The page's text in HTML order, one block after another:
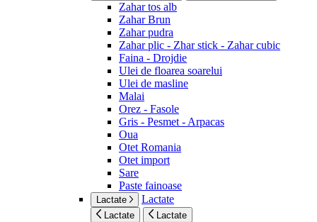
Zahar tos alb
Zahar Brun
Zahar pudra
Zahar plic - Zhar stick - Zahar cubic
Faina - Drojdie
Ulei de floarea soarelui
Ulei de masline
Malai
Orez - Fasole
Gris - Pesmet - Arpacas
Oua
Otet Romania
Otet import
Sare
Paste fainoase
Lactate Lactate
Lactate Lactate